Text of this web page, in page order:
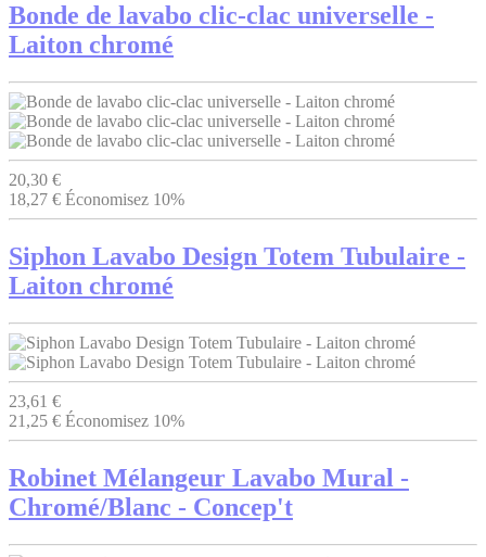
Bonde de lavabo clic-clac universelle -
Laiton chromé
20,30 €
18,27 € Économisez 10%
Siphon Lavabo Design Totem Tubulaire -
Laiton chromé
23,61 €
21,25 € Économisez 10%
Robinet Mélangeur Lavabo Mural -
Chromé/Blanc - Concep't